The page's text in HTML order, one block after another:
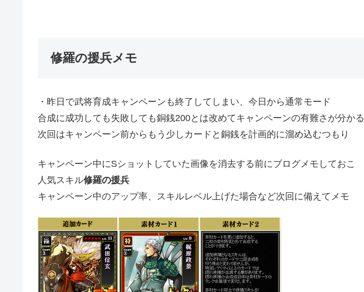
修羅の援兵メモ
・昨日で武将育成キャンペーンも終了してしまい、今日から通常モード
合成に成功しても失敗しても銅銭200とは改めてキャンペーンの有難さが分かる
次回はキャンペーン前からもう少しカードと銅銭を計画的に溜め込むつもり
キャンペーン中にSショットしていた画像を消去する前にブログメモしておこ
人気スキル修羅の援兵
キャンペーン中のアップ率、スキルレベル上げた場合など次回に備えてメモ